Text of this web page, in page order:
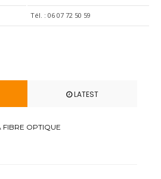
Tél. : 06 07 72 50 59
LATEST
OPTIQUE